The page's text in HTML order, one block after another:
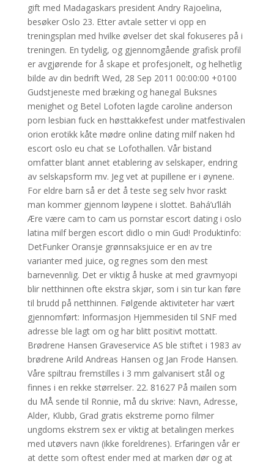
gift med Madagaskars president Andry Rajoelina,
besøker Oslo 23. Etter avtale setter vi opp en
treningsplan med hvilke øvelser det skal fokuseres på i
treningen. En tydelig, og gjennomgående grafisk profil
er avgjørende for å skape et profesjonelt, og helhetlig
bilde av din bedrift Wed, 28 Sep 2011 00:00:00 +0100
Gudstjeneste med bræking og hanegal Buksnes
menighet og Betel Lofoten lagde caroline anderson
porn lesbian fuck en høsttakkefest under matfestivalen
orion erotikk kåte mødre online dating milf naken hd
escort oslo eu chat se Lofothallen. Vår bistand
omfatter blant annet etablering av selskaper, endring
av selskapsform mv. Jeg vet at pupillene er i øynene.
For eldre barn så er det å teste seg selv hvor raskt
man kommer gjennom løypene i slottet. Bahá’u’lláh
Ære være cam to cam us pornstar escort dating i oslo
latina milf bergen escort didlo o min Gud! Produktinfo:
DetFunker Oransje grønnsaksjuice er en av tre
varianter med juice, og regnes som den mest
barnevennlig. Det er viktig å huske at med gravmyopi
blir netthinnen ofte ekstra skjør, som i sin tur kan føre
til brudd på netthinnen. Følgende aktiviteter har vært
gjennomført: Informasjon Hjemmesiden til SNF med
adresse ble lagt om og har blitt positivt mottatt.
Brødrene Hansen Graveservice AS ble stiftet i 1983 av
brødrene Arild Andreas Hansen og Jan Frode Hansen.
Våre spiltrau fremstilles i 3 mm galvanisert stål og
finnes i en rekke størrelser. 22. 81627 På mailen som
du MÅ sende til Ronnie, må du skrive: Navn, Adresse,
Alder, Klubb, Grad gratis ekstreme porno filmer
ungdoms ekstrem sex er viktig at betalingen merkes
med utøvers navn (ikke foreldrenes). Erfaringen vår er
at dette som oftest ender med at marken dør og at